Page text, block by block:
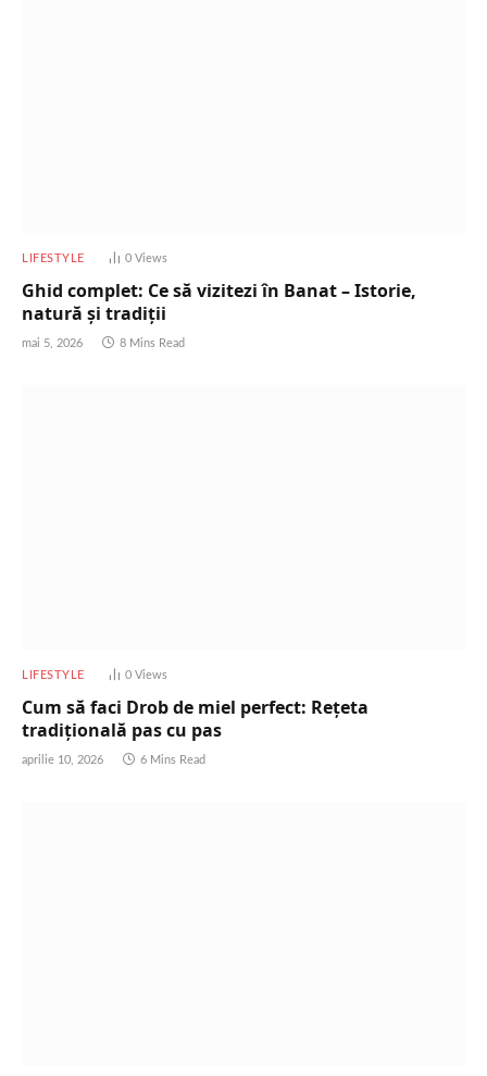
LIFESTYLE 0 Views
Ghid complet: Ce să vizitezi în Banat – Istorie,
natură și tradiții
mai 5, 2026 8 Mins Read
LIFESTYLE 0 Views
Cum să faci Drob de miel perfect: Rețeta
tradițională pas cu pas
aprilie 10, 2026 6 Mins Read